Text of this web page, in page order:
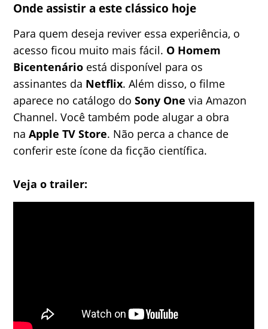
Onde assistir a este clássico hoje
Para quem deseja reviver essa experiência, o
acesso ficou muito mais fácil. O Homem
Bicentenário está disponível para os
assinantes da Netflix. Além disso, o filme
aparece no catálogo doSony One via Amazon
Channel. Você também pode alugar a obra
naApple TV Store. Não perca a chance de
conferir este ícone da ficção científica.
Veja o trailer: